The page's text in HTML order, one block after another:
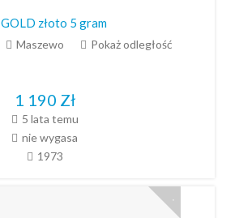
GOLD złoto 5 gram
Maszewo Pokaż odległość
1 190 Zł
5 lata temu
nie wygasa
1973